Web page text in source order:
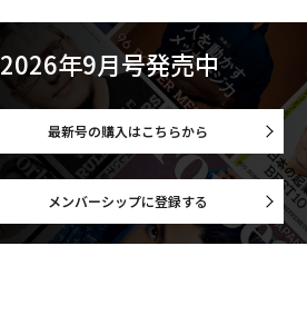
2026年9月号発売中
最新号の購入はこちらから
メンバーシップに登録する